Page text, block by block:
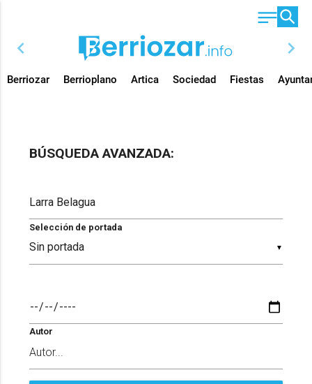
chevron_left chevron_right
Berriozar Berrioplano Artica Sociedad Fiestas
BÚSQUEDA AVANZADA:
▼
Selección de portada
Autor